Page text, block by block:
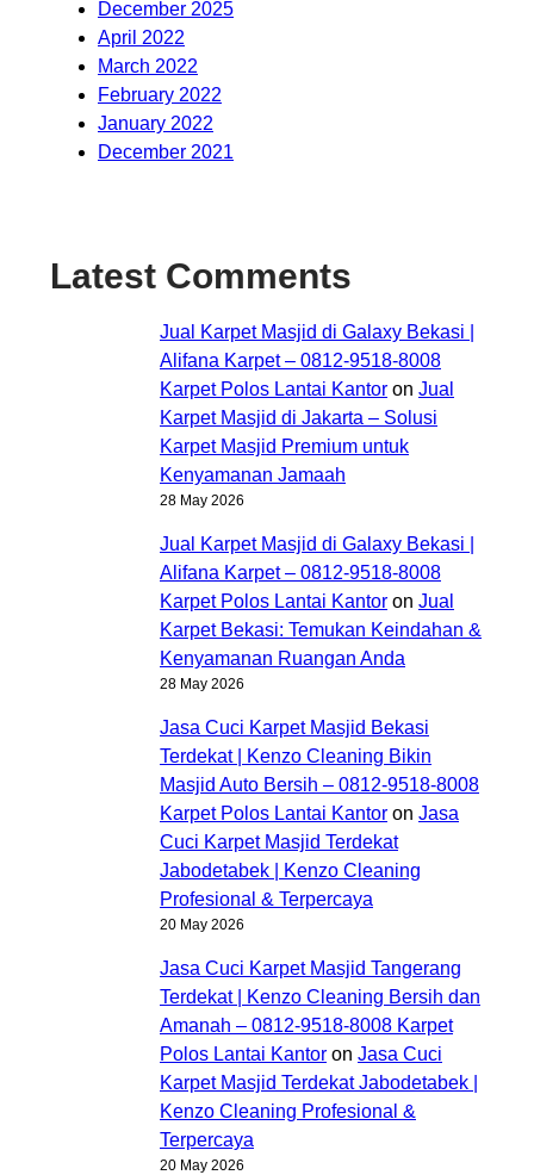
December 2025
April 2022
March 2022
February 2022
January 2022
December 2021
Latest Comments
Jual Karpet Masjid di Galaxy Bekasi |
Alifana Karpet – 0812-9518-8008
Karpet Polos Lantai Kantor on Jual
Karpet Masjid di Jakarta – Solusi
Karpet Masjid Premium untuk
Kenyamanan Jamaah
28 May 2026
Jual Karpet Masjid di Galaxy Bekasi |
Alifana Karpet – 0812-9518-8008
Karpet Polos Lantai Kantor on Jual
Karpet Bekasi: Temukan Keindahan &
Kenyamanan Ruangan Anda
28 May 2026
Jasa Cuci Karpet Masjid Bekasi
Terdekat | Kenzo Cleaning Bikin
Masjid Auto Bersih – 0812-9518-8008
Karpet Polos Lantai Kantor on Jasa
Cuci Karpet Masjid Terdekat
Jabodetabek | Kenzo Cleaning
Profesional & Terpercaya
20 May 2026
Jasa Cuci Karpet Masjid Tangerang
Terdekat | Kenzo Cleaning Bersih dan
Amanah – 0812-9518-8008 Karpet
Polos Lantai Kantor on Jasa Cuci
Karpet Masjid Terdekat Jabodetabek |
Kenzo Cleaning Profesional &
Terpercaya
20 May 2026